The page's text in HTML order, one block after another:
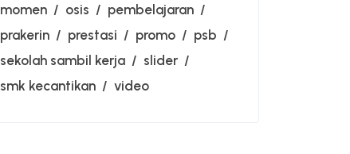
momen
osis
pembelajaran
prakerin
prestasi promo
psb
sekolah sambil kerja
slider
smk kecantikan
video